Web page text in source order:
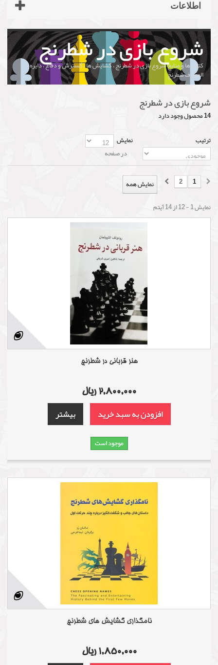
اطلاعات
شروع بازی در شطرنج
کتاب ها و منابع شروع بازی در شطرنج ، گشایش ها ، گسترش و دفاع ، دایره
المعارف شطرنج
شروع بازی در شطرنج
14 محصول وجود دارد
ترتیب
نمایش
در صفحه
نمایش همه 1
2
نمایش 1 - 12 از 14 آیتم
هنر قربانی در شطرنج
2,800,000 ریال
افزودن به سبد خرید بیشتر
موجود است
نامگذاری گشایش های شطرنج
1,850,000 ریال